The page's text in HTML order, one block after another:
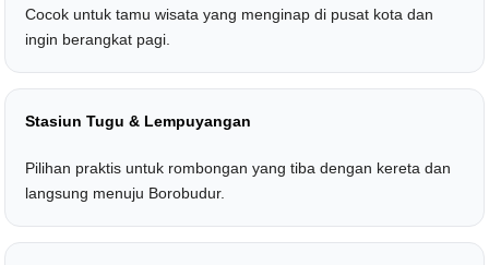
Cocok untuk tamu wisata yang menginap di pusat kota dan
ingin berangkat pagi.
Stasiun Tugu & Lempuyangan
Pilihan praktis untuk rombongan yang tiba dengan kereta dan
langsung menuju Borobudur.